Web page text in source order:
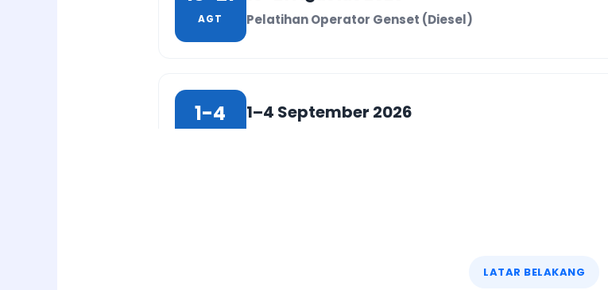
AGT Pelatihan Operator Genset (Diesel)
1-4 1–4 September 2026
LATAR BELAKANG